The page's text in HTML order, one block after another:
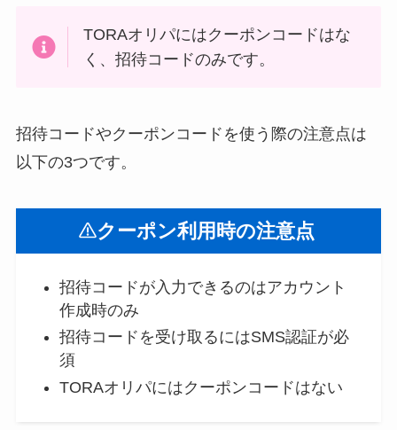
TORAオリパにはクーポンコードはな
く、招待コードのみです。
招待コードやクーポンコードを使う際の注意点は
以下の3つです。
クーポン利用時の注意点
招待コードが入力できるのはアカウント
作成時のみ
招待コードを受け取るにはSMS認証が必
須
TORAオリパにはクーポンコードはない